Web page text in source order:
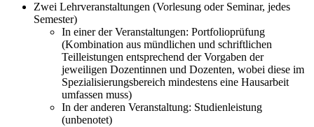
Zwei Lehrveranstaltungen (Vorlesung oder Seminar, jedes
Semester)
In einer der Veranstaltungen: Portfolioprüfung
(Kombination aus mündlichen und schriftlichen
Teilleistungen entsprechend der Vorgaben der
jeweiligen Dozentinnen und Dozenten, wobei diese im
Spezialisierungsbereich mindestens eine Hausarbeit
umfassen muss)
In der anderen Veranstaltung: Studienleistung
(unbenotet)